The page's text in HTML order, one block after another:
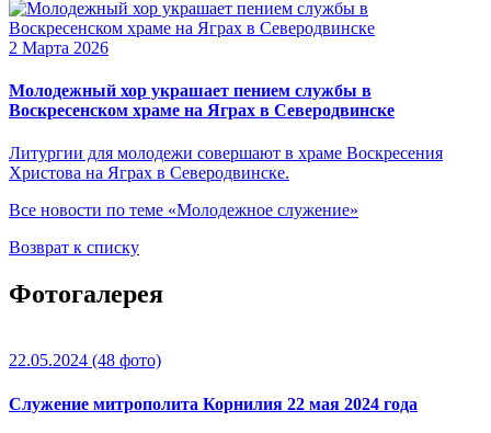
2 Марта 2026
Молодежный хор украшает пением службы в
Воскресенском храме на Яграх в Северодвинске
Литургии для молодежи совершают в храме Воскресения
Христова на Яграх в Северодвинске.
Все новости по теме «Молодежное служение»
Возврат к списку
Фотогалерея
22.05.2024 (48 фото)
Служение митрополита Корнилия 22 мая 2024 года